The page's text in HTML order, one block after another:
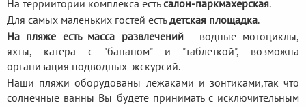
На терриитории комплекса естьсалон-паркмахерская.
Для самых маленьких гостей естьдетская площадка.
На пляже есть масса развлечений- водные мотоциклы,
яхты, катера с "бананом" и "таблеткой", возможна
организация подводных экскурсий.
Наши пляжи оборудованы лежаками и зонтиками,так что
солнечные ванны Вы будете принимать с исключительным